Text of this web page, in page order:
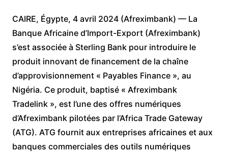
CAIRE, Égypte, 4 avril 2024 (Afreximbank) — La
Banque Africaine d’Import-Export (Afreximbank)
s’est associée à Sterling Bank pour introduire le
produit innovant de financement de la chaîne
d’approvisionnement « Payables Finance », au
Nigéria. Ce produit, baptisé « Afreximbank
Tradelink », est l’une des offres numériques
d’Afreximbank pilotées par l’Africa Trade Gateway
(ATG). ATG fournit aux entreprises africaines et aux
banques commerciales des outils numériques